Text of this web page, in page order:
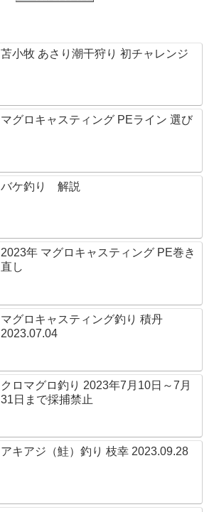
苫小牧 あさり潮干狩り 初チャレンジ
マグロキャスティング PEライン 選び
バケ釣り 解説
2023年 マグロキャスティング PE巻き
直し
マグロキャスティング釣り 積丹
2023.07.04
クロマグロ釣り 2023年7月10日～7月
31日まで採捕禁止
アキアジ（鮭）釣り 枝幸 2023.09.28